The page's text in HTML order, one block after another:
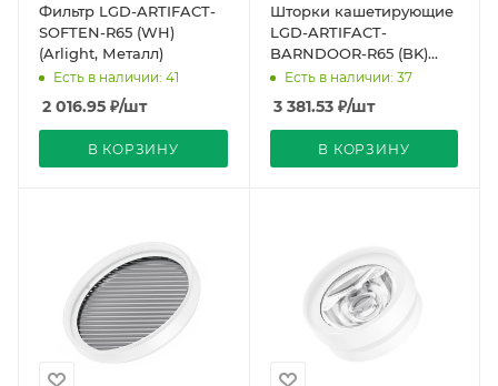
Фильтр LGD-ARTIFACT-
SOFTEN-R65 (WH)
(Arlight, Металл)
Есть в наличии: 41
2 016.95 ₽/шт
В КОРЗИНУ
Шторки кашетирующие
LGD-ARTIFACT-
BARNDOOR-R65 (BK)
(Arlight, Металл)
Есть в наличии: 37
3 381.53₽/шт
В КОРЗИНУ